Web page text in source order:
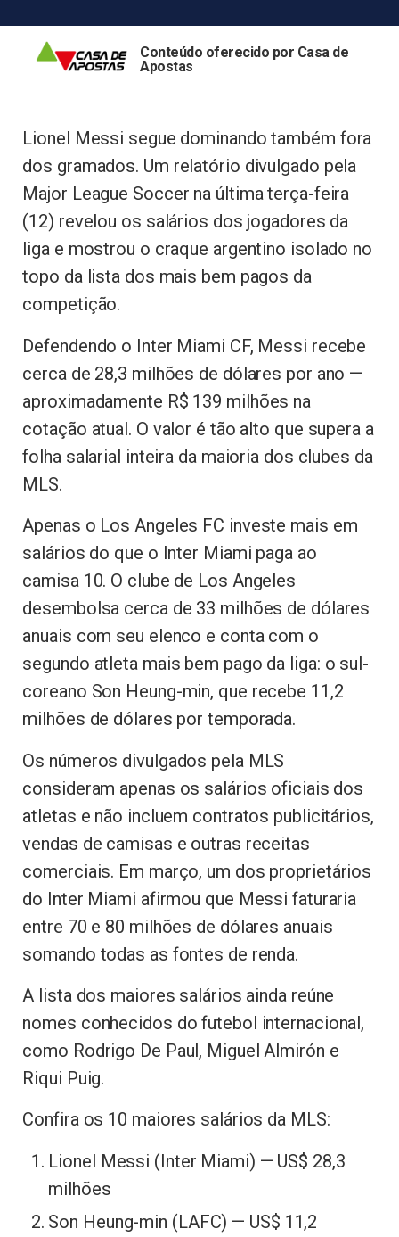
Conteúdo oferecido por Casa de
Apostas
Lionel Messi segue dominando também fora
dos gramados. Um relatório divulgado pela
Major League Soccer na última terça-feira
(12) revelou os salários dos jogadores da
liga e mostrou o craque argentino isolado no
topo da lista dos mais bem pagos da
competição.
Defendendo o Inter Miami CF, Messi recebe
cerca de 28,3 milhões de dólares por ano —
aproximadamente R$ 139 milhões na
cotação atual. O valor é tão alto que supera a
folha salarial inteira da maioria dos clubes da
MLS.
Apenas o Los Angeles FC investe mais em
salários do que o Inter Miami paga ao
camisa 10. O clube de Los Angeles
desembolsa cerca de 33 milhões de dólares
anuais com seu elenco e conta com o
segundo atleta mais bem pago da liga: o sul-
coreano Son Heung-min, que recebe 11,2
milhões de dólares por temporada.
Os números divulgados pela MLS
consideram apenas os salários oficiais dos
atletas e não incluem contratos publicitários,
vendas de camisas e outras receitas
comerciais. Em março, um dos proprietários
do Inter Miami afirmou que Messi faturaria
entre 70 e 80 milhões de dólares anuais
somando todas as fontes de renda.
A lista dos maiores salários ainda reúne
nomes conhecidos do futebol internacional,
como Rodrigo De Paul, Miguel Almirón e
Riqui Puig.
Confira os 10 maiores salários da MLS:
Lionel Messi (Inter Miami) — US$ 28,3
milhões
Son Heung-min (LAFC) — US$ 11,2